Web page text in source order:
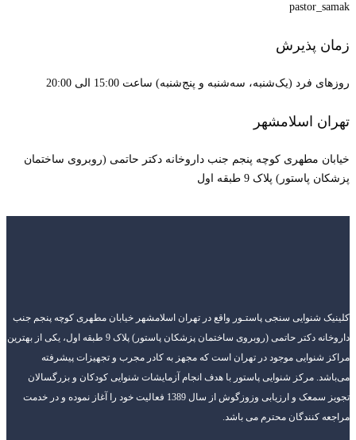
pastor_samak
زمان پذیرش
روزهای فرد (یک‌شنبه، سه‌شنبه و پنج‌شنبه) ساعت 15:00 الی 20:00
تهران اسلامشهر
خیابان مطهری کوچه پنجم جنب داروخانه دکتر حاتمی (روبروی ساختمان
پزشکان پاستور) پلاک 9 طبقه اول
کلینیک شنوایی سنجی پاستـور واقع در تهران اسلامشهر خیابان مطهری کوچه پنجم جنب
داروخانه دکتر حاتمی (روبروی ساختمان پزشکان پاستور) پلاک 9 طبقه اول، یکی از بهترین
مراکز شنوایی موجود در تهران است که مجهز به کادر مجرب و تجهیزات پیشرفته
می‌باشد. مرکز شنوایی پاستور با هدف انجام آزمایشات شنوایی کودکان و بزرگسالان
تجویز سمعک و ارزیابی وزوزگوش از سال 1389 فعالیت خود را آغاز نموده و در خدمت
مراجعه کنندگان محترم می باشد.